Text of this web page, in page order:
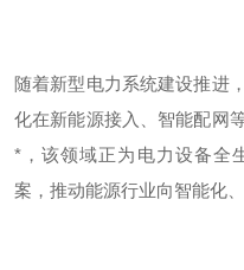
随着新型电力系统建设推进
化在新能源接入、智能配网
*，该领域正为电力设备全
案，推动能源行业向智能化